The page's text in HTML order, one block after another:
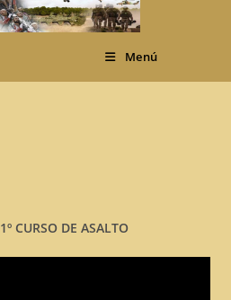
Menú
CURSO DE ASALTO